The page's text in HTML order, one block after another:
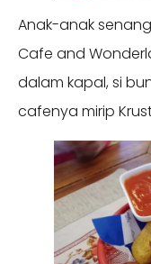
Anak-anak
Cafe and
dalam kapal, si
cafenya mirip